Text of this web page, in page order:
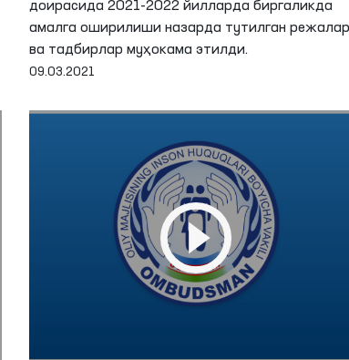
доирасида 2021-2022 йилларда биргаликда
амалга оширилиши назарда тутилган режалар
ва тадбирлар муҳокама этилди.
09.03.2021